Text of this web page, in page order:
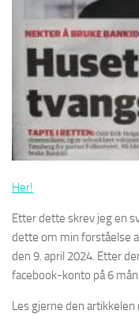
Her!
Etter dette skrev jeg en
dette om min forståelse
den 9. april 2024. Etter
facebook-konto på 6
Les gjerne den